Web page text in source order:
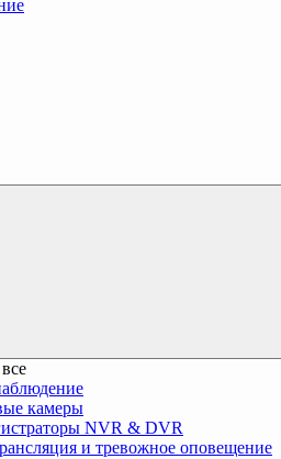
камеры
NVR & DVR
и тревожное оповещение